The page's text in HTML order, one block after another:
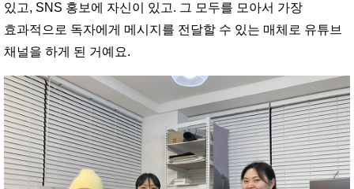
있고, SNS 홍보에 자신이 있고. 그 모두를 모아서 가장
효과적으로 독자에게 메시지를 전달할 수 있는 매체로 유튜브
채널을 하게 된 거예요.